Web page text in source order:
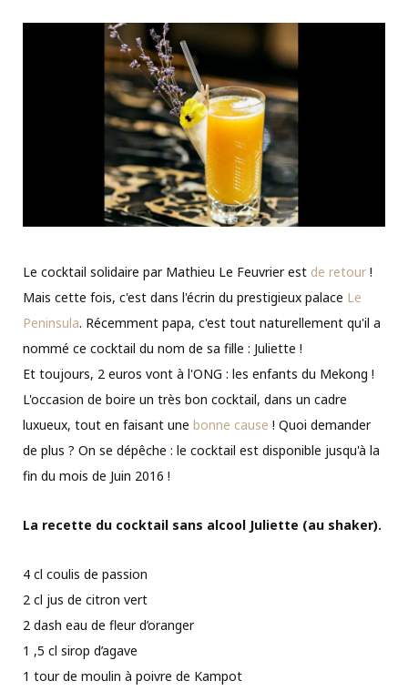
Le cocktail solidaire par Mathieu Le Feuvrier est de retour !
Mais cette fois, c'est dans l'écrin du prestigieux palace Le
Peninsula. Récemment papa, c'est tout naturellement qu'il a
nommé ce cocktail du nom de sa fille : Juliette !
Et toujours, 2 euros vont à l'ONG : les enfants du Mekong !
L'occasion de boire un très bon cocktail, dans un cadre
luxueux, tout en faisant une bonne cause ! Quoi demander
de plus ? On se dépêche : le cocktail est disponible jusqu'à la
fin du mois de Juin 2016 !
La recette du cocktail sans alcool Juliette (au shaker).
4 cl coulis de passion
2 cl jus de citron vert
2 dash eau de fleur d’oranger
1 ,5 cl sirop d’agave
1 tour de moulin à poivre de Kampot